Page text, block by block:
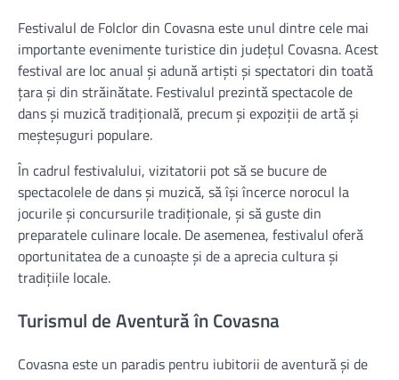
Festivalul de Folclor din Covasna este unul dintre cele mai
importante evenimente turistice din județul Covasna. Acest
festival are loc anual și adună artiști și spectatori din toată
țara și din străinătate. Festivalul prezintă spectacole de
dans și muzică tradițională, precum și expoziții de artă și
meșteșuguri populare.
În cadrul festivalului, vizitatorii pot să se bucure de
spectacolele de dans și muzică, să își încerce norocul la
jocurile și concursurile tradiționale, și să guste din
preparatele culinare locale. De asemenea, festivalul oferă
oportunitatea de a cunoaște și de a aprecia cultura și
tradițiile locale.
Turismul de Aventură în Covasna
Covasna este un paradis pentru iubitorii de aventură și de